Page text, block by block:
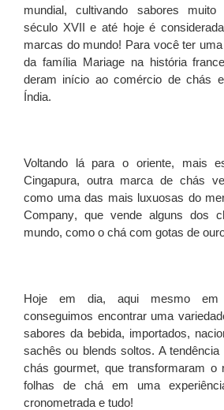
mundial, cultivando sabores
século XVII e até hoje é
marcas do mundo! Para você ter
da família Mariage na história
deram início ao comércio de chás
Índia.
Voltando lá para o oriente, mais
Cingapura, outra marca de chás
como uma das mais luxuosas do
Company, que vende alguns dos
mundo, como o chá com gotas de
Hoje em dia, aqui mesmo em
conseguimos encontrar uma
sabores da bebida, importados,
sachês ou blends soltos. A
chás gourmet, que transformaram o
folhas de chá em uma
cronometrada e tudo!